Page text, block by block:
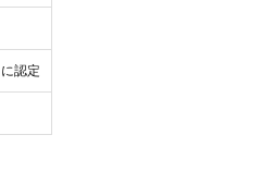
認定